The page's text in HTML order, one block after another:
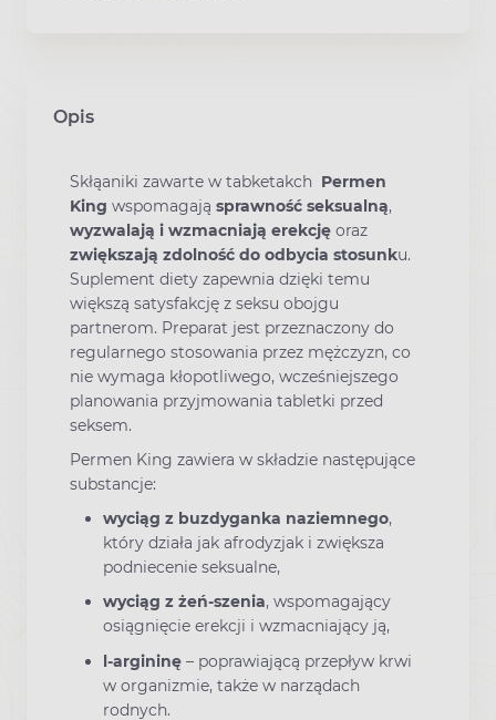
Opis
Skłąaniki zawarte w tabketakch Permen
King wspomagają sprawność seksualną,
wyzwalają i wzmacniają erekcję oraz
zwiększają zdolność do odbycia stosunku.
Suplement diety zapewnia dzięki temu
większą satysfakcję z seksu obojgu
partnerom. Preparat jest przeznaczony do
regularnego stosowania przez mężczyzn, co
nie wymaga kłopotliwego, wcześniejszego
planowania przyjmowania tabletki przed
seksem.
Permen King zawiera w składzie następujące
substancje:
wyciąg z buzdyganka naziemnego,
który działa jak afrodyzjak i zwiększa
podniecenie seksualne,
wyciąg z żeń-szenia, wspomagający
osiągnięcie erekcji i wzmacniający ją,
l-argininę – poprawiającą przepływ krwi
w organizmie, także w narządach
rodnych.